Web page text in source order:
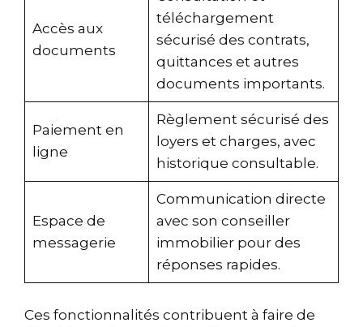
Accès aux
documents
téléchargement
sécurisé des contrats,
quittances et autres
documents importants.
Paiement en
ligne
Règlement sécurisé des
loyers et charges, avec
historique consultable.
Espace de
messagerie
Communication directe
avec son conseiller
immobilier pour des
réponses rapides.
Ces fonctionnalités contribuent à faire de